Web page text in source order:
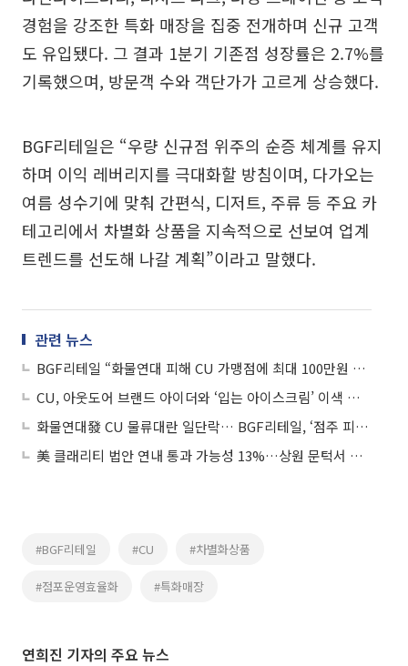
경험을 강조한 특화 매장을 집중 전개하며 신규 고객
도 유입됐다. 그 결과 1분기 기존점 성장률은 2.7%를
기록했으며, 방문객 수와 객단가가 고르게 상승했다.
BGF리테일은 “우량 신규점 위주의 순증 체계를 유지
하며 이익 레버리지를 극대화할 방침이며, 다가오는
여름 성수기에 맞춰 간편식, 디저트, 주류 등 주요 카
테고리에서 차별화 상품을 지속적으로 선보여 업계
트렌드를 선도해 나갈 계획”이라고 말했다.
관련 뉴스
BGF리테일 “화물연대 피해 CU 가맹점에 최대 100만원 지원”
CU, 아웃도어 브랜드 아이더와 ‘입는 아이스크림’ 이색 협업
화물연대發 CU 물류대란 일단락… BGF리테일, ‘점주 피해 보상·정상화’ 숙제로
美 클래리티 법안 연내 통과 가능성 13%…상원 문턱서 제동
#BGF리테일 #CU #차별화상품
#점포운영효율화 #특화매장
연희진 기자의 주요 뉴스